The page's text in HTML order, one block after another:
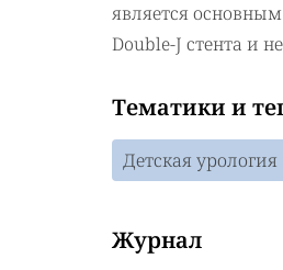
является
Double-J стента и
Тематики и
Детская урология
Журнал